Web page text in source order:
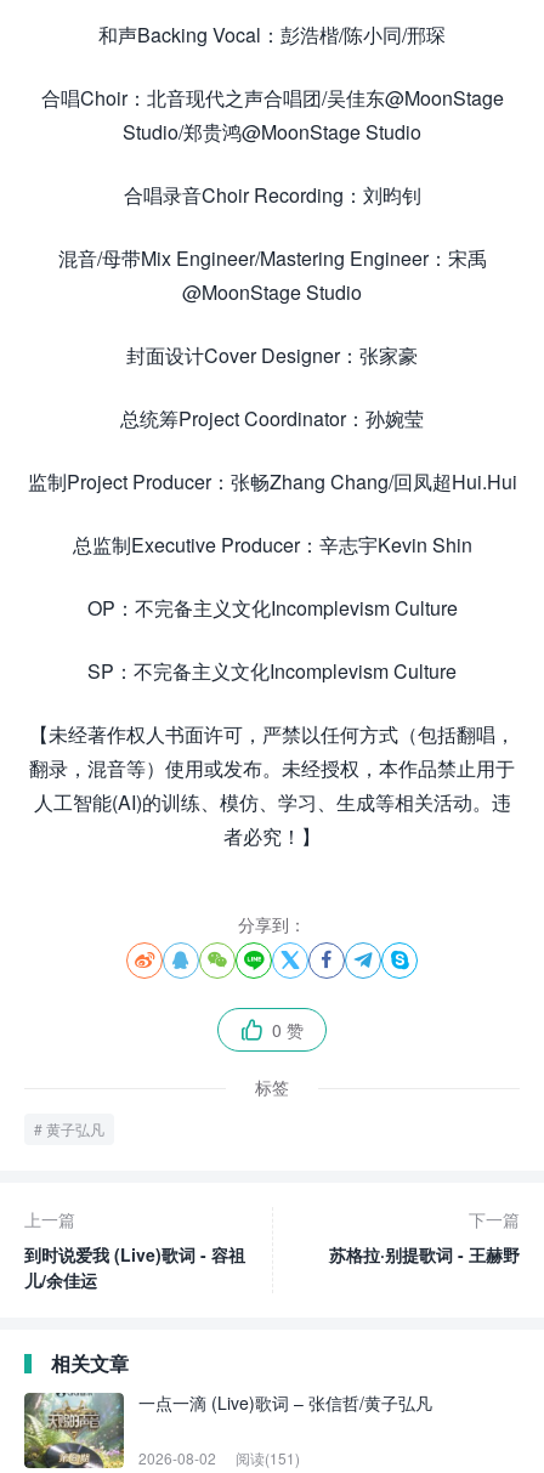
和声Backing Vocal：彭浩楷/陈小同/邢琛
合唱Choir：北音现代之声合唱团/吴佳东@MoonStage
Studio/郑贵鸿@MoonStage Studio
合唱录音Choir Recording：刘昀钊
混音/母带Mix Engineer/Mastering Engineer：宋禹
@MoonStage Studio
封面设计Cover Designer：张家豪
总统筹Project Coordinator：孙婉莹
监制Project Producer：张畅Zhang Chang/回凤超Hui.Hui
总监制Executive Producer：辛志宇Kevin Shin
OP：不完备主义文化Incomplevism Culture
SP：不完备主义文化Incomplevism Culture
【未经著作权人书面许可，严禁以任何方式（包括翻唱，
翻录，混音等）使用或发布。未经授权，本作品禁止用于
人工智能(AI)的训练、模仿、学习、生成等相关活动。违
者必究！】
分享到：
       
 0 赞
标签
黄子弘凡
上一篇
到时说爱我 (Live)歌词 - 容祖
儿/余佳运
下一篇
苏格拉·别提歌词 - 王赫野
相关文章
一点一滴 (Live)歌词 – 张信哲/黄子弘凡
2026-08-02 阅读(151)